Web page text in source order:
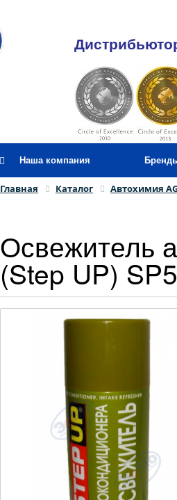
Наша компания
Главная Каталог Автохимия
Освежитель
(Step UP)